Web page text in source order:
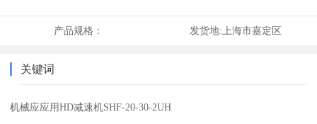
产品规格： 发货地: 上海市嘉定区
关键词
机械应应用HD减速机SHF-20-30-2UH